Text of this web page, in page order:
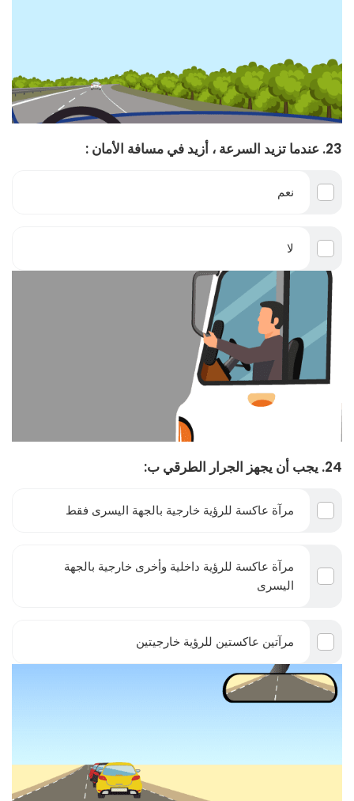
23. عندما تزيد السرعة ، أزيد في مسافة الأمان :
نعم
لا
24. يجب أن يجهز الجرار الطرقي ب:
مرآة عاكسة للرؤية خارجية بالجهة اليسرى فقط
مرآة عاكسة للرؤية داخلية وأخرى خارجية بالجهة
اليسرى
مرآتين عاكستين للرؤية خارجيتين